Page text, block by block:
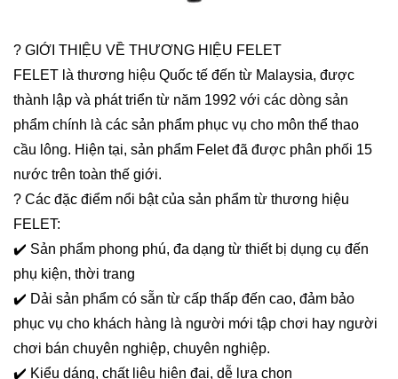
? GIỚI THIỆU VỀ THƯƠNG HIỆU FELET
FELET là thương hiệu Quốc tế đến từ Malaysia, được
thành lập và phát triển từ năm 1992 với các dòng sản
phẩm chính là các sản phẩm phục vụ cho môn thể thao
cầu lông. Hiện tại, sản phẩm Felet đã được phân phối 15
nước trên toàn thế giới.
? Các đặc điểm nổi bật của sản phẩm từ thương hiệu
FELET:
✔️ Sản phẩm phong phú, đa dạng từ thiết bị dụng cụ đến
phụ kiện, thời trang
✔️ Dải sản phẩm có sẵn từ cấp thấp đến cao, đảm bảo
phục vụ cho khách hàng là người mới tập chơi hay người
chơi bán chuyên nghiệp, chuyên nghiệp.
✔️ Kiểu dáng, chất liệu hiện đại, dễ lựa chọn